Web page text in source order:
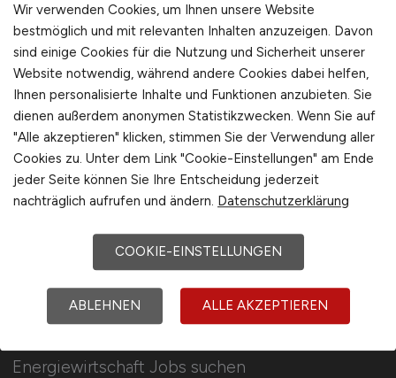
Für Arbeitnehmer
Energiewirtschaft Jobs suchen
Für Arbeitgeber
Stellenanzeigen schalten
Mediadaten & Konditionen
Arbeitgeber Seite
Arbeitgeber Kontakt
Karrierenetzwerk
Wir verwenden Cookies, um Ihnen unsere Website
bestmöglich und mit relevanten Inhalten anzuzeigen. Davon
sind einige Cookies für die Nutzung und Sicherheit unserer
Website notwendig, während andere Cookies dabei helfen,
Ihnen personalisierte Inhalte und Funktionen anzubieten. Sie
dienen außerdem anonymen Statistikzwecken. Wenn Sie auf
"Alle akzeptieren" klicken, stimmen Sie der Verwendung aller
Cookies zu. Unter dem Link "Cookie-Einstellungen" am Ende
jeder Seite können Sie Ihre Entscheidung jederzeit
nachträglich aufrufen und ändern. Datenschutzerklärung
COOKIE-EINSTELLUNGEN
ABLEHNEN ALLE AKZEPTIEREN